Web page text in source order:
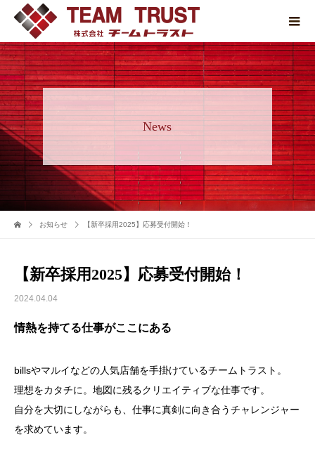
News
お知らせ 【新卒採用2025】応募受付開始！
【新卒採用2025】応募受付開始！
2024.04.04
情熱を持てる仕事がここにある
billsやマルイなどの人気店舗を手掛けているチームトラスト。
理想をカタチに。地図に残るクリエイティブな仕事です。
自分を大切にしながらも、仕事に真剣に向き合うチャレンジャー
を求めています。